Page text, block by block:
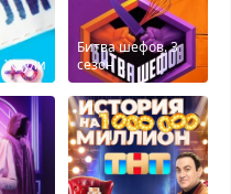
Ждули
Битва шефов. 3
сезон